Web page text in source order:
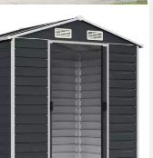
Geräteschrank 191 x
cm Gerätehaus
191x130x198 cm
Stah
€
mtl. in 12 Raten